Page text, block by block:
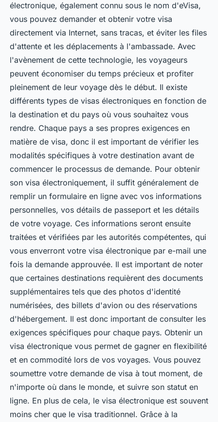
électronique, également connu sous le nom d'eVisa,
vous pouvez demander et obtenir votre visa
directement via Internet, sans tracas, et éviter les files
d'attente et les déplacements à l'ambassade. Avec
l'avènement de cette technologie, les voyageurs
peuvent économiser du temps précieux et profiter
pleinement de leur voyage dès le début. Il existe
différents types de visas électroniques en fonction de
la destination et du pays où vous souhaitez vous
rendre. Chaque pays a ses propres exigences en
matière de visa, donc il est important de vérifier les
modalités spécifiques à votre destination avant de
commencer le processus de demande. Pour obtenir
son visa électroniquement, il suffit généralement de
remplir un formulaire en ligne avec vos informations
personnelles, vos détails de passeport et les détails
de votre voyage. Ces informations seront ensuite
traitées et vérifiées par les autorités compétentes, qui
vous enverront votre visa électronique par e-mail une
fois la demande approuvée. Il est important de noter
que certaines destinations requièrent des documents
supplémentaires tels que des photos d'identité
numérisées, des billets d'avion ou des réservations
d'hébergement. Il est donc important de consulter les
exigences spécifiques pour chaque pays. Obtenir un
visa électronique vous permet de gagner en flexibilité
et en commodité lors de vos voyages. Vous pouvez
soumettre votre demande de visa à tout moment, de
n'importe où dans le monde, et suivre son statut en
ligne. En plus de cela, le visa électronique est souvent
moins cher que le visa traditionnel. Grâce à la